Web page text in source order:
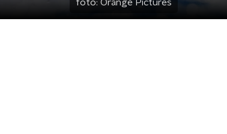
foto: Orange Pictures